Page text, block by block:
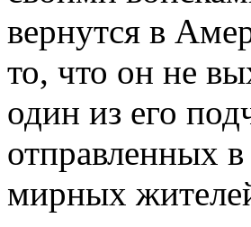
вернутся в
то, что он не
один из его
отправленных
мирных